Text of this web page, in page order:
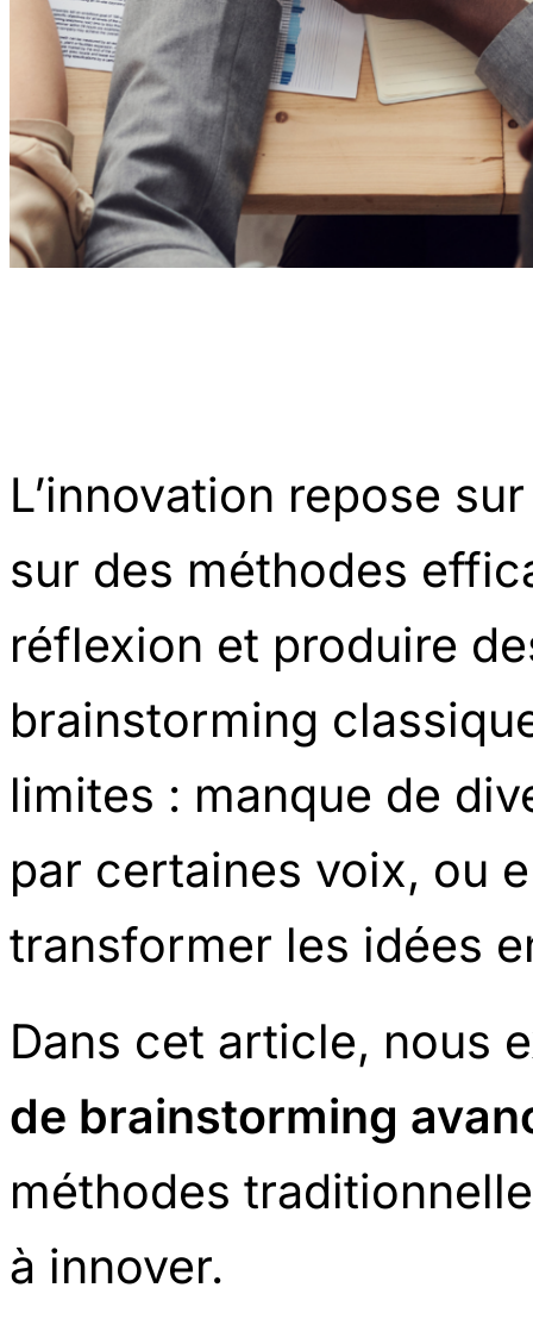
L’innovation repose
sur des méthodes
réflexion et produire
brainstorming
limites : manque de
par certaines voix, ou
transformer les idées
Dans cet article, nous
de brainstorming
méthodes
à innover.